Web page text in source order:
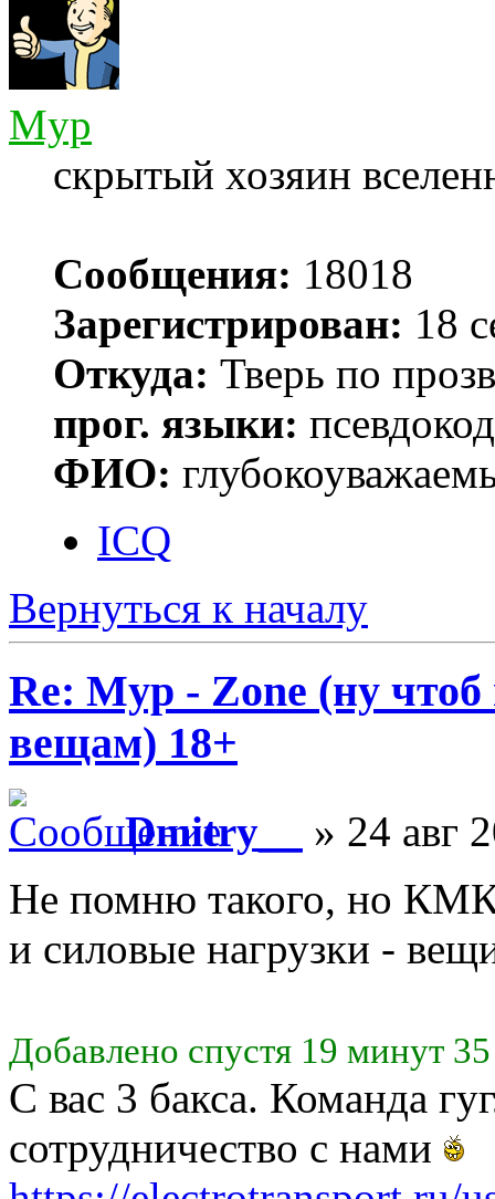
Myp
скрытый хозяин
Сообщения: 18018
Зарегистрирован: 18
Откуда: Тверь по
прог. языки:
ФИО:
ICQ
Вернуться к началу
Re: Myp - Zone (ну
вещам) 18+
Dmitry__
» 24 авг
Не помню такого, но КМК
и силовые нагрузки -
Добавлено спустя 19 минут
С вас 3 бакса. Команда
сотрудничество с нами